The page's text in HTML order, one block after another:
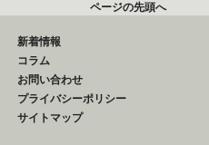
ページの先頭へ
新着情報
コラム
お問い合わせ
プライバシーポリシー
サイトマップ